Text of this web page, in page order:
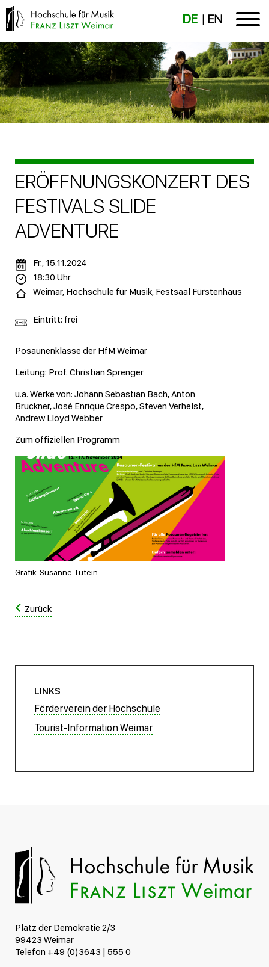
DE EN
ERÖFFNUNGSKONZERT DES
FESTIVALS SLIDE
ADVENTURE
Posaunenklasse der HfM Weimar
Leitung: Prof. Christian Sprenger
u.a. Werke von: Johann Sebastian Bach, Anton
Bruckner, José Enrique Crespo, Steven Verhelst,
Andrew Lloyd Webber
Zum offiziellen Programm
Grafik: Susanne Tutein
Fr., 15.11.2024
18:30 Uhr
Weimar, Hochschule für Musik, Festsaal Fürstenhaus
Eintritt: frei
Zurück
LINKS
Förderverein der Hochschule
Tourist-Information Weimar
Platz der Demokratie 2/3
99423 Weimar
Telefon +49 (0)3643 | 555 0